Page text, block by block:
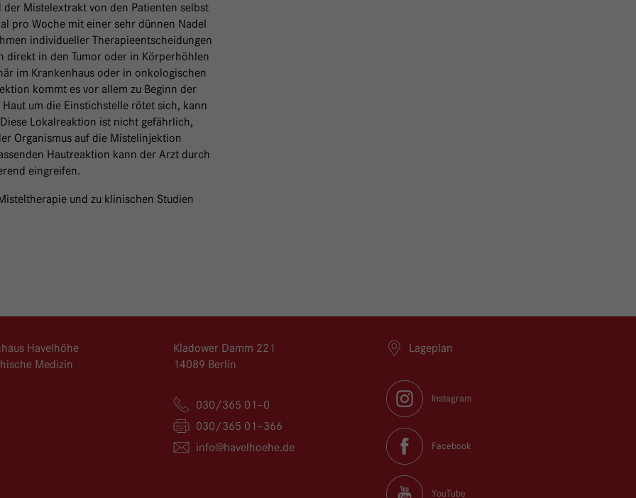
Mistelextrakt von den Patienten selbst
pro Woche mit einer sehr dünnen Nadel
individueller Therapieentscheidungen
in den Tumor oder in Körperhöhlen
im Krankenhaus oder in onkologischen
kommt es vor allem zu Beginn der
um die Einstichstelle rötet sich, kann
Lokalreaktion ist nicht gefährlich,
Organismus auf die Mistelinjektion
Hautreaktion kann der Arzt durch
eingreifen.
und zu klinischen Studien
Havelhöhe
Medizin
Kladower Damm 221
14089 Berlin
030/365 01–0
030/365 01–366
info@havelhoehe.de
Lageplan
Instagram
Facebook
YouTube